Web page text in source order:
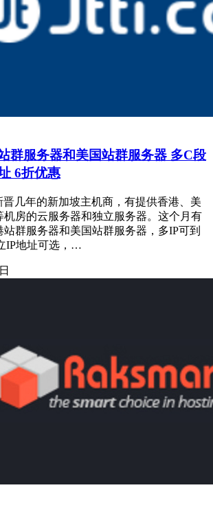
群服务器和美国站群服务器 多C段
6折优惠
晋几年的新加坡主机商，有提供香港、美
机房的云服务器和独立服务器。这个月有
群服务器和美国站群服务器，多IP可到
IP地址可选，…